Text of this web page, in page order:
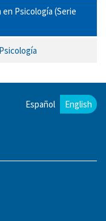
Psicología (Serie
Español English